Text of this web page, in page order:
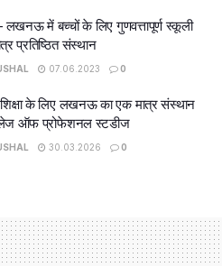
लखनऊ में बच्चों के लिए गुणवत्तापूर्ण स्कूली
प्रतिष्ठित संस्थान
07.06.2023 0
शिक्षा के लिए लखनऊ का एक मात्र संस्थान
ऑफ प्रोफेशनल स्टडीज
30.03.2026 0